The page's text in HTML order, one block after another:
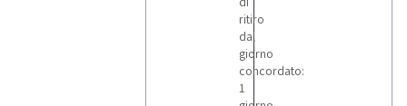
ritiro
dal
giorno
concordato:
1